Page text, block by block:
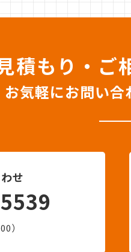
積もり・ご
お気軽にお問い合
せ
）